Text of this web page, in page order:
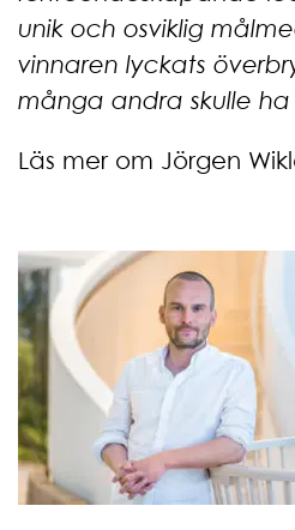
unik och osviklig
vinnaren lyckats
många andra skulle ha
Läs mer om Jörgen